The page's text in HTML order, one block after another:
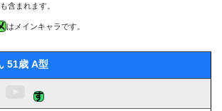
含まれます。
はメインキャラです。
51歳 A型